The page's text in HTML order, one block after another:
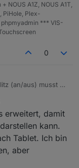
in
HSL-Verlauf
→ dynamischer
umgerechnet und
NOUS A1Z, NOUS A1T,
PiHole, Plex-
*** VIS-
0
(an/aus) musst du
du hast einen
Also das Skript
mit der Variable
Position legst du
rechts ist 100, jeder
zwischen
erweitert, damit
kann.
Tablet. Ich bin
aber